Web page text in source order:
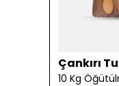
Çankırı